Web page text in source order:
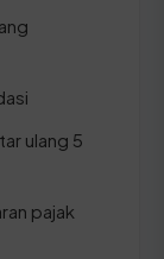
ulang 5
pajak